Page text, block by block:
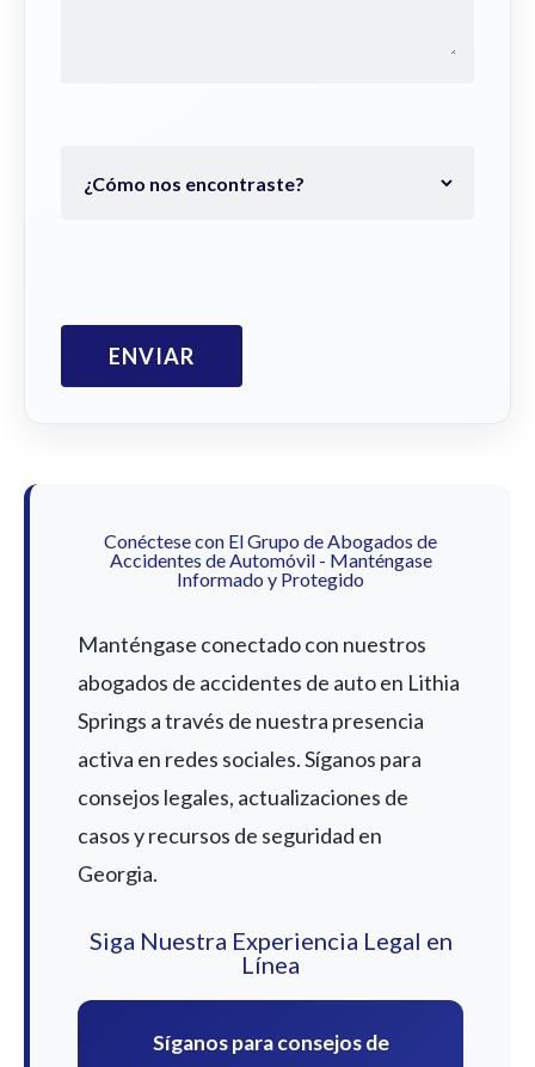
Conéctese con El Grupo de Abogados de
Accidentes de Automóvil - Manténgase
Informado y Protegido
Manténgase conectado con nuestros
abogados de accidentes de auto en Lithia
Springs a través de nuestra presencia
activa en redes sociales. Síganos para
consejos legales, actualizaciones de
casos y recursos de seguridad en
Georgia.
Siga Nuestra Experiencia Legal en
Línea
Síganos para consejos de